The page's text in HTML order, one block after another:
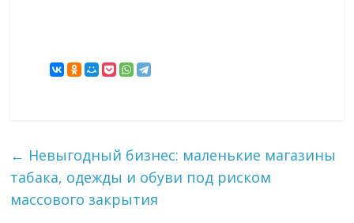
← Невыгодный бизнес: маленькие магазины
табака, одежды и обуви под риском
массового закрытия